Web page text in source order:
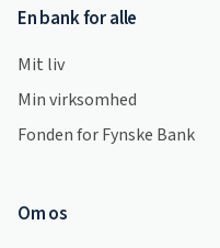
En bank for alle
Mit liv
Min virksomhed
Fonden for Fynske Bank
Om os